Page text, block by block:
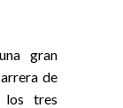
gran
de
los tres